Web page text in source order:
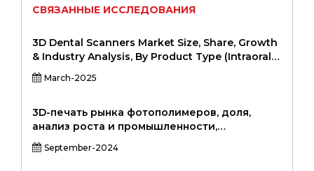
СВЯЗАННЫЕ ИССЛЕДОВАНИЯ
3D Dental Scanners Market Size, Share, Growth
& Industry Analysis, By Product Type (Intraoral
Scanners, Extraoral Scanners, Hybrid Scanners),
By Application (Diagnostic Imaging, Treatment
Cosmetic Dentistry), By End User (Dental
Clinics, Hospitals, Research & Academic
Institutions), and Regional Analysis, 2024-2031
March-2025
3D-печать рынка фотополимеров, доля,
анализ роста и промышленности,
технология (цифровая обработка света,
полихет, стереолитография, уретановое
September-2024